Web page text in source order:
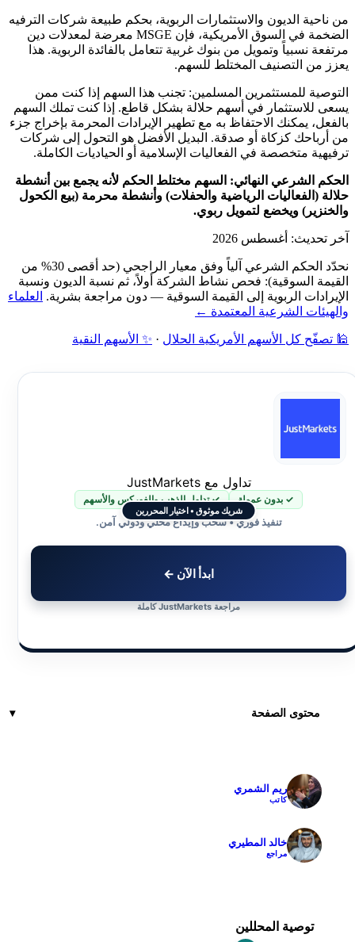
من ناحية الديون والاستثمارات الربوية، بحكم طبيعة شركات الترفيه
الضخمة في السوق الأمريكية، فإن MSGE معرضة لمعدلات دين
مرتفعة نسبياً وتمويل من بنوك غربية تتعامل بالفائدة الربوية. هذا
يعزز من التصنيف المختلط للسهم.
التوصية للمستثمرين المسلمين: تجنب هذا السهم إذا كنت ممن
يسعى للاستثمار في أسهم حلالة بشكل قاطع. إذا كنت تملك السهم
بالفعل، يمكنك الاحتفاظ به مع تطهير الإيرادات المحرمة بإخراج جزء
من أرباحك كزكاة أو صدقة. البديل الأفضل هو التحول إلى شركات
ترفيهية متخصصة في الفعاليات الإسلامية أو الحياديات الكاملة.
الحكم الشرعي النهائي: السهم مختلط الحكم لأنه يجمع بين أنشطة
حلالة (الفعاليات الرياضية والحفلات) وأنشطة محرمة (بيع الكحول
والخنزير) ويخضع لتمويل ربوي.
آخر تحديث: أغسطس 2026
نحدّد الحكم الشرعي آلياً وفق معيار الراجحي (حد أقصى 30% من
القيمة السوقية): فحص نشاط الشركة أولاً، ثم نسبة الديون ونسبة
الإيرادات الربوية إلى القيمة السوقية — دون مراجعة بشرية. العلماء
والهيئات الشرعية المعتمدة ←
🕌 تصفّح كل الأسهم الأمريكية الحلال · ✨ الأسهم النقية
شريك موثوق • اختيار المحررين
تداول مع JustMarkets
✓ بدون عمولة ✓ تداول الذهب والفوركس والأسهم
تنفيذ فوري • سحب وإيداع محلي ودولي آمن.
ابدأ الآن ←
مراجعة JustMarkets كاملة
محتوى الصفحة
ريم الشمري
كاتب
خالد المطيري
مراجع
توصية المحللين